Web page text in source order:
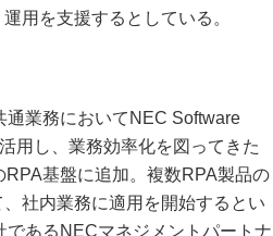
用を支援するとしている。
業務においてNEC Software
用し、業務効率化を図ってきた
基盤に追加。複数RPA製品の
社内業務に適用を開始するとい
あるNECマネジメントパートナ